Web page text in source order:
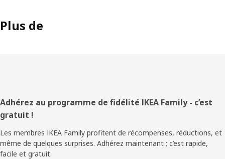
Plus de
Pied
de
page
Adhérez au programme de fidélité IKEA Family - c’est
gratuit !
Les membres IKEA Family profitent de récompenses, réductions, et
même de quelques surprises. Adhérez maintenant ; c’est rapide,
facile et gratuit.